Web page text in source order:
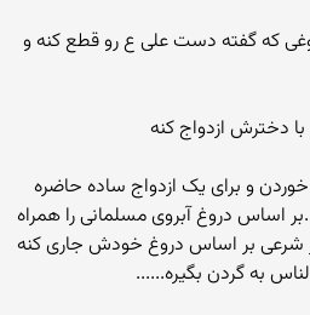
که گفته دست علی ع رو قطع کنه و
دخترش ازدواج کنه
و برای یک ازدواج ساده حاضره
اساس دروغ آبروی مسلمانی را همراه
شرعی بر اساس دروغ خودش جاری کنه
به گردن بگیره......